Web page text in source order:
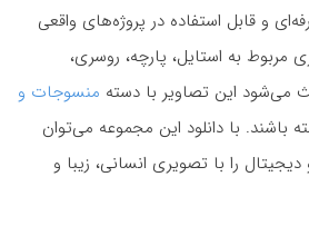
و قابل استفاده در پروژه‌های واقعی
به استایل، پارچه، روسری،
این تصاویر با دسته منسوجات و
باشند. با دانلود این مجموعه می‌توان
را با تصویری انسانی، زیبا و